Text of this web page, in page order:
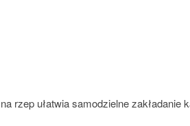
rzep ułatwia samodzielne zakładanie